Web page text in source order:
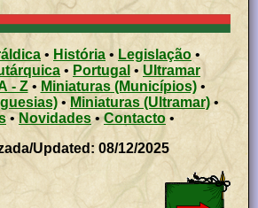
• História • Legislação •
• Portugal • Ultramar
- Z• Miniaturas (Municípios)•
• Miniaturas (Ultramar)•
•Novidades •Contacto •
Updated: 08/12/2025